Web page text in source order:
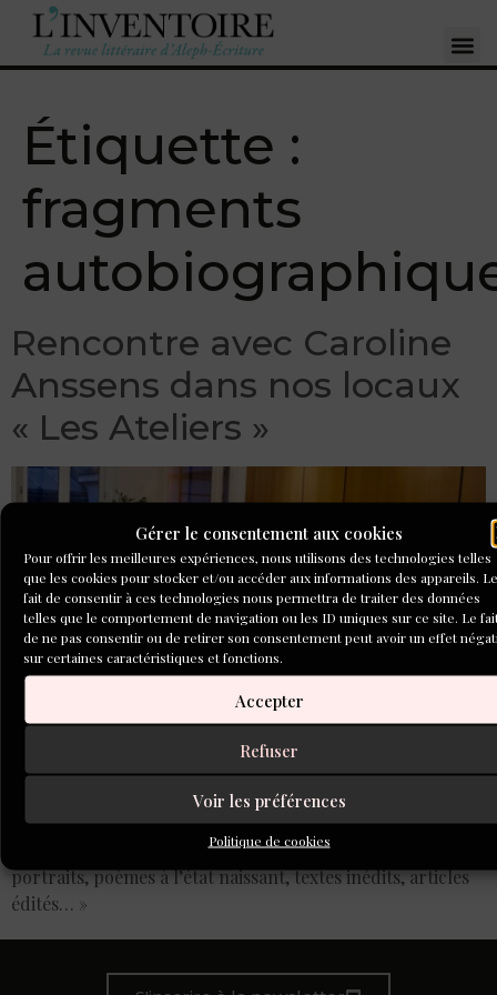
Gérer le consentement aux cookies
Pour offrir les meilleures expériences, nous utilisons des technologies telles
que les cookies pour stocker et/ou accéder aux informations des appareils. Le
fait de consentir à ces technologies nous permettra de traiter des données
telles que le comportement de navigation ou les ID uniques sur ce site. Le
de ne pas consentir ou de retirer son consentement peut avoir un effet
sur certaines caractéristiques et fonctions.
Accepter
Refuser
Voir les préférences
Politique de cookies
Étiquette :
fragments
Rencontre avec Caroline
Anssens dans nos locaux
« Les Ateliers »
Ce qui fit épiphanie pour Caroline Anssens, c’est la
rencontre avec ces mots de Claude Roy : « Tous les deux
ou trois ans je verse sur la grande table le contenu des
dossiers accumulés : pages de journal, carnets de voyage,
portraits, poèmes à l’état naissant, textes inédits, articles
édités… »